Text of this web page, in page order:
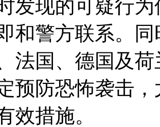
发现的可疑行
和警方联系。
法国、德国及
预防恐怖袭击
效措施。